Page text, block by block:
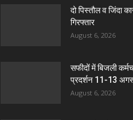
दो पिस्तौल व जिंदा
गिरफ्तार
August 6, 2026
सफीदों में बिजली
प्रदर्शन 11-13
August 6, 2026